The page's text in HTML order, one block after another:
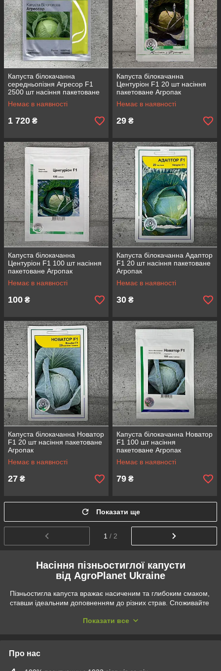
Капуста білокачанна
середньопізня Агресор F1
2500 шт насіння пакетоване
Syngenta
Немає в наявності
1 720 ₴
Капуста білокачанна
Центуріон F1 20 шт насіння
пакетоване Агропак
Немає в наявності
29 ₴
Капуста білокачанна
Центуріон F1 100 шт насіння
пакетоване Агропак
Немає в наявності
100 ₴
Капуста білокачанна Адаптор
F1 20 шт насіння пакетоване
Агропак
Немає в наявності
30 ₴
Капуста білокачанна Новатор
F1 20 шт насіння пакетоване
Агропак
Немає в наявності
27 ₴
Капуста білокачанна Новатор
F1 100 шт насіння
пакетоване Агропак
Немає в наявності
79 ₴
Показати ще
1 / 2
Насіння пізньостиглої капусти
від AgroPlanet Ukraine
Пізньостигла капуста вражає насиченим та глибоким смаком,
ставши ідеальним доповненням до різних страв. Споживайте
білокачанної капусти, що гарантують вам справжню
Показати все
Про нас